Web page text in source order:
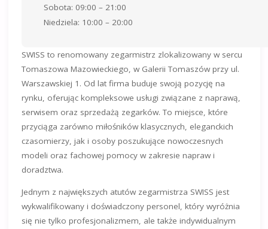
Sobota: 09:00 – 21:00
Niedziela: 10:00 – 20:00
SWISS to renomowany zegarmistrz zlokalizowany w sercu
Tomaszowa Mazowieckiego, w Galerii Tomaszów przy ul.
Warszawskiej 1. Od lat firma buduje swoją pozycję na
rynku, oferując kompleksowe usługi związane z naprawą,
serwisem oraz sprzedażą zegarków. To miejsce, które
przyciąga zarówno miłośników klasycznych, eleganckich
czasomierzy, jak i osoby poszukujące nowoczesnych
modeli oraz fachowej pomocy w zakresie napraw i
doradztwa.
Jednym z największych atutów zegarmistrza SWISS jest
wykwalifikowany i doświadczony personel, który wyróżnia
się nie tylko profesjonalizmem, ale także indywidualnym